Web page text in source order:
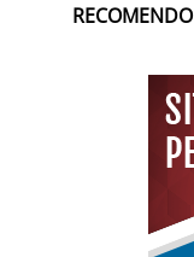
RECOMENDO